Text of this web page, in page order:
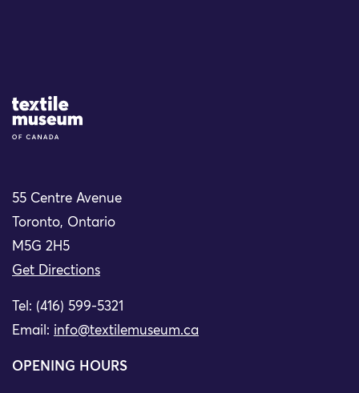
Site Logo
55 Centre Avenue
Toronto, Ontario
M5G 2H5
Get Directions
Tel: (416) 599-5321
Email: info@textilemuseum.ca
OPENING HOURS